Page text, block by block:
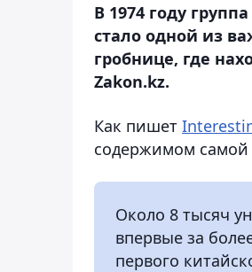
В 1974 году
стало одной из
гробнице, где
Zakon.kz.
Как пишет
содержимом самой
Около 8 тысяч
впервые за
первого